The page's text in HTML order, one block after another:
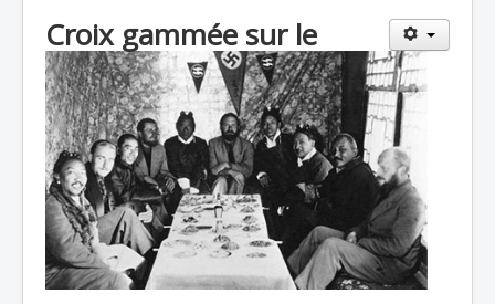
Croix gammée sur le